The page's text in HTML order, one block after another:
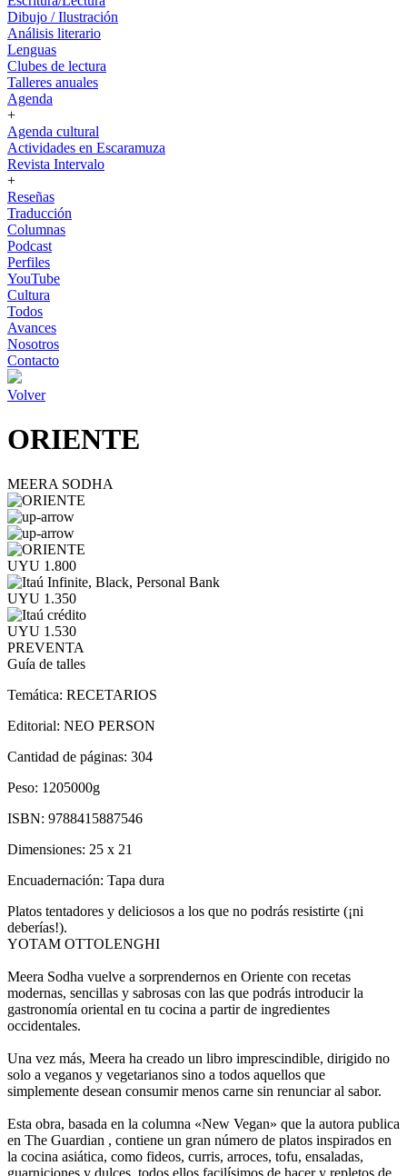
Dibujo / Ilustración
Análisis literario
Lenguas
Clubes de lectura
Talleres anuales
Agenda
+
Agenda cultural
Actividades en Escaramuza
Revista Intervalo
+
Reseñas
Traducción
Columnas
Podcast
Perfiles
YouTube
Cultura
Todos
Avances
Nosotros
Contacto
Volver
ORIENTE
MEERA SODHA
UYU 1.800
UYU 1.350
UYU 1.530
PREVENTA
Guía de talles
Temática: RECETARIOS
Editorial: NEO PERSON
Cantidad de páginas: 304
Peso: 1205000g
ISBN: 9788415887546
Dimensiones: 25 x 21
Encuadernación: Tapa dura
Platos tentadores y deliciosos a los que no podrás resistirte (¡ni
deberías!).
YOTAM OTTOLENGHI
Meera Sodha vuelve a sorprendernos en Oriente con recetas
modernas, sencillas y sabrosas con las que podrás introducir la
gastronomía oriental en tu cocina a partir de ingredientes
occidentales.
Una vez más, Meera ha creado un libro imprescindible, dirigido no
solo a veganos y vegetarianos sino a todos aquellos que
simplemente desean consumir menos carne sin renunciar al sabor.
Esta obra, basada en la columna «New Vegan» que la autora publica
en The Guardian , contiene un gran número de platos inspirados en
la cocina asiática, como fideos, curris, arroces, tofu, ensaladas,
guarniciones y dulces, todos ellos facilísimos de hacer y repletos de